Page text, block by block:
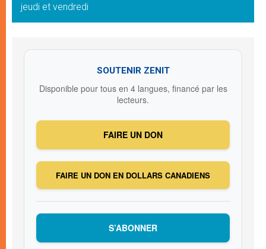
jeudi et vendredi
SOUTENIR ZENIT
Disponible pour tous en 4 langues, financé par les
lecteurs.
FAIRE UN DON
FAIRE UN DON EN DOLLARS CANADIENS
S’ABONNER